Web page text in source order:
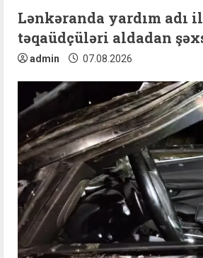
n
g
Lənkəranda yardım adı
təqaüdçüləri aldadan
admin 07.08.2026